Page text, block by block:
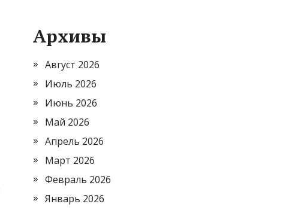
Архивы
Август 2026
Июль 2026
Июнь 2026
Май 2026
Апрель 2026
Март 2026
Февраль 2026
Январь 2026